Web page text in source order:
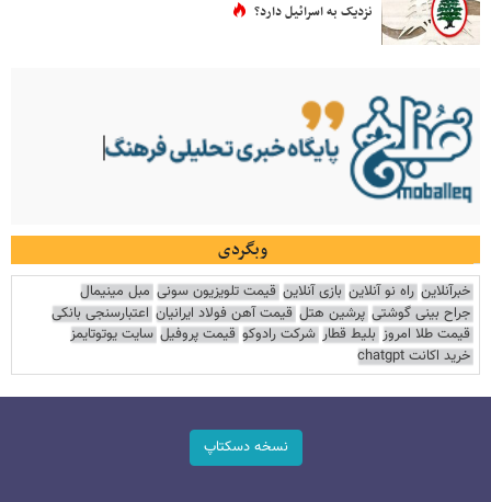
نزدیک به اسرائیل دارد؟
وبگردی
خبرآنلاین راه نو آنلاین بازی آنلاین قیمت تلویزیون سونی مبل مینیمال
جراح بینی گوشتی پرشین هتل قیمت آهن فولاد ایرانیان اعتبارسنجی بانکی
قیمت طلا امروز بلیط قطار شرکت رادوکو قیمت پروفیل سایت یوتوتایمز
خرید اکانت chatgpt
نسخه دسکتاپ